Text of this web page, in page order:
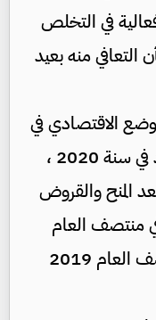
العام 2021 وله فعالية في التخلص
منه بعيد
الاقتصادي في
الأردن سيكون ورثياً لإداء الاقتصاد في سنة 2020 ،
110% وبعد المنح والقروض
بنسبة 100% في منتصف العام